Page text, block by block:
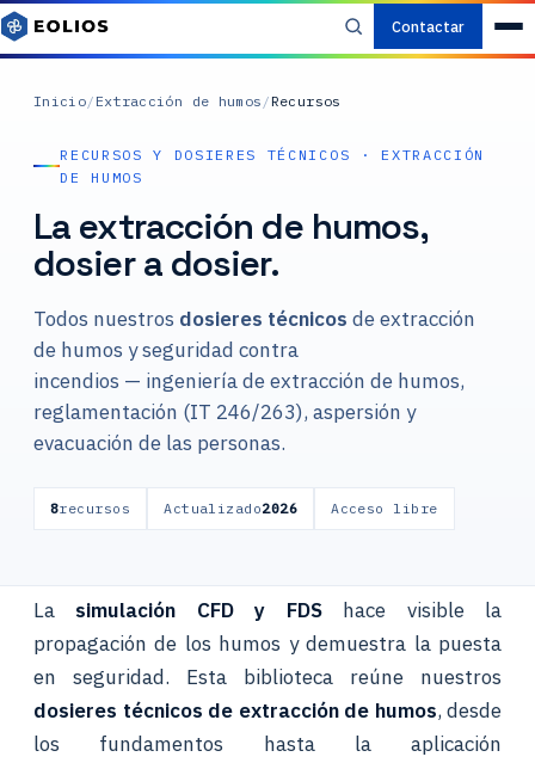
Contactar
Inicio/ Extracción de humos /Recursos
RECURSOS Y DOSIERES TÉCNICOS · EXTRACCIÓN
DE HUMOS
La extracción de humos,
dosier a dosier.
Todos nuestros dosieres técnicos de extracción
de humos y seguridad contra
incendios — ingeniería de extracción de humos,
reglamentación (IT 246/263), aspersión y
evacuación de las personas.
8recursos Actualizado2026 Acceso libre
La simulación CFD y FDShace visible la
propagación de los humos y demuestra la puesta
en seguridad. Esta biblioteca reúne nuestros
dosieres técnicos de extracción de humos, desde
los fundamentos hasta la aplicación